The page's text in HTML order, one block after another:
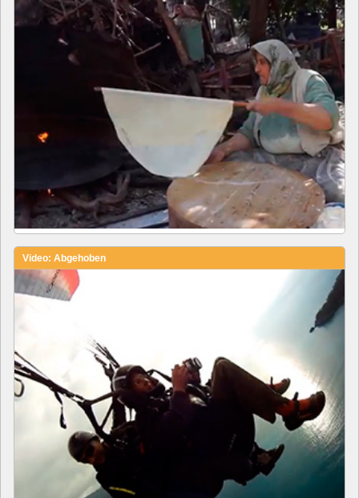
Video: Abgehoben